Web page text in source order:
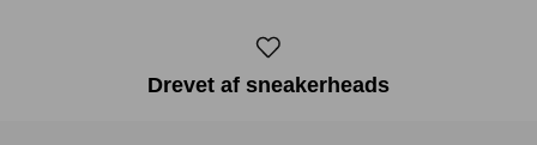
Drevet af sneakerheads